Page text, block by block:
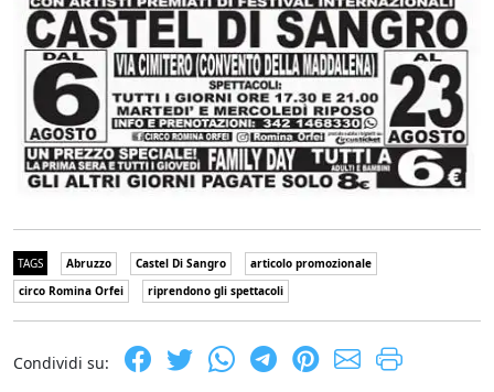
TAGS Abruzzo Castel Di Sangro
articolo promozionale
circo Romina Orfei
riprendono gli spettacoli
Condividi su: